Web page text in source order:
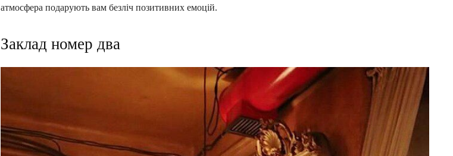
атмосфера подарують вам безліч позитивних емоцій.
Заклад номер два